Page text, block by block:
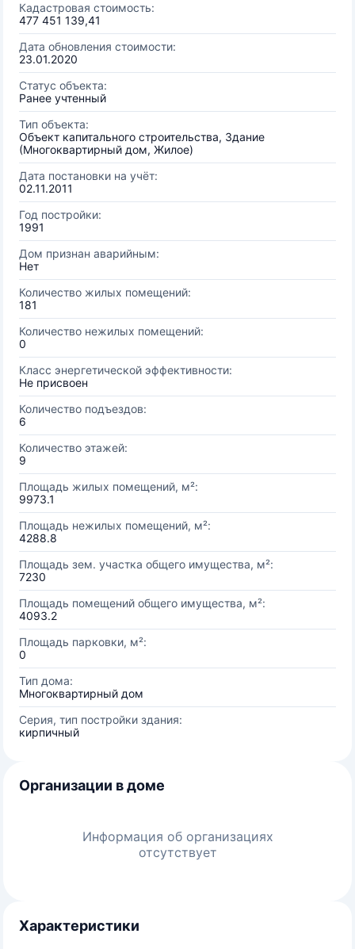
Кадастровая стоимость:
477 451 139,41
Дата обновления стоимости:
23.01.2020
Статус объекта:
Ранее учтенный
Тип объекта:
Объект капитального строительства, Здание
(Многоквартирный дом, Жилое)
Дата постановки на учёт:
02.11.2011
Год постройки:
1991
Дом признан аварийным:
Нет
Количество жилых помещений:
181
Количество нежилых помещений:
0
Класс энергетической эффективности:
Не присвоен
Количество подъездов:
6
Количество этажей:
9
Площадь жилых помещений, м²:
9973.1
Площадь нежилых помещений, м²:
4288.8
Площадь зем. участка общего имущества, м²:
7230
Площадь помещений общего имущества, м²:
4093.2
Площадь парковки, м²:
0
Тип дома:
Многоквартирный дом
Серия, тип постройки здания:
кирпичный
Организации в доме
Информация об организациях
отсутствует
Характеристики